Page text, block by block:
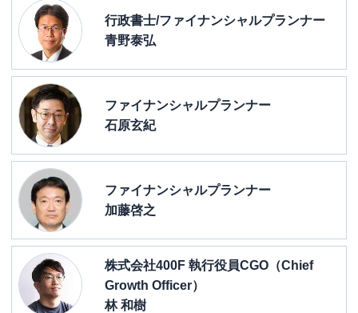
行政書士/ファイナンシャルプランナー
青野泰弘
ファイナンシャルプランナー
石原玄紀
ファイナンシャルプランナー
加藤啓之
株式会社400F 執行役員CGO（Chief
Growth Officer）
林 和樹